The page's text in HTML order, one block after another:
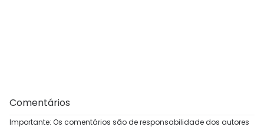
Comentários
Importante: Os comentários são de responsabilidade dos autores